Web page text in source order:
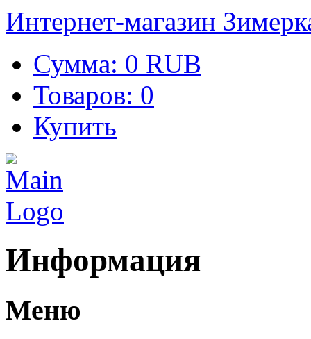
Интернет-магазин
Сумма: 0 RUB
Товаров: 0
Купить
Информация
Меню